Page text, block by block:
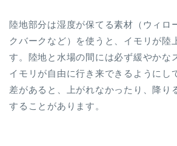
陸地部分は湿度が保てる素材（ウィロ
クバークなど）を使うと、イモリが陸
す。陸地と水場の間には必ず緩やかな
イモリが自由に行き来できるようにし
差があると、上がれなかったり、降り
することがあります。